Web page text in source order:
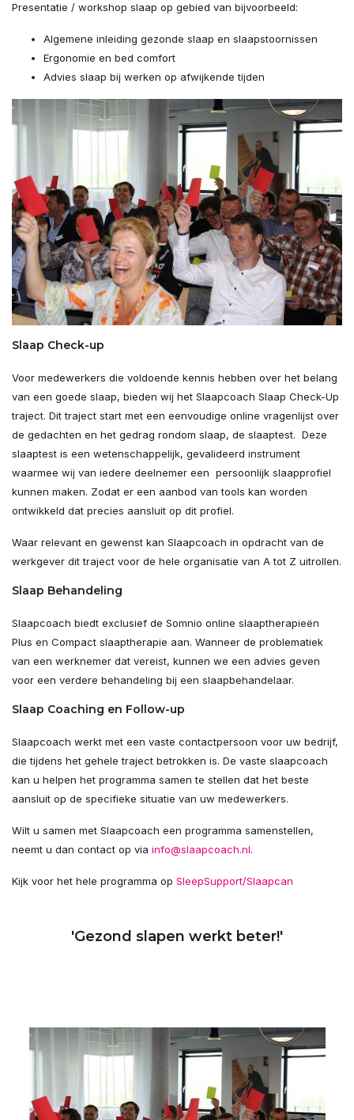
Presentatie / workshop slaap op gebied van bijvoorbeeld:
Algemene inleiding gezonde slaap en slaapstoornissen
Ergonomie en bed comfort
Advies slaap bij werken op afwijkende tijden
Slaap Check-up
Voor medewerkers die voldoende kennis hebben over het belang
van een goede slaap, bieden wij het Slaapcoach Slaap Check-Up
traject. Dit traject start met een eenvoudige online vragenlijst over
de gedachten en het gedrag rondom slaap, de slaaptest. Deze
slaaptest is een wetenschappelijk, gevalideerd instrument
waarmee wij van iedere deelnemer een persoonlijk slaapprofiel
kunnen maken. Zodat er een aanbod van tools kan worden
ontwikkeld dat precies aansluit op dit profiel.
Waar relevant en gewenst kan Slaapcoach in opdracht van de
werkgever dit traject voor de hele organisatie van A tot Z uitrollen.
Slaap Behandeling
Slaapcoach biedt exclusief de Somnio online slaaptherapieën
Plus en Compact slaaptherapie aan. Wanneer de problematiek
van een werknemer dat vereist, kunnen we een advies geven
voor een verdere behandeling bij een slaapbehandelaar.
Slaap Coaching en Follow-up
Slaapcoach werkt met een vaste contactpersoon voor uw bedrijf,
die tijdens het gehele traject betrokken is. De vaste slaapcoach
kan u helpen het programma samen te stellen dat het beste
aansluit op de specifieke situatie van uw medewerkers.
Wilt u samen met Slaapcoach een programma samenstellen,
neemt u dan contact op via info@slaapcoach.nl.
Kijk voor het hele programma op SleepSupport/Slaapcan
'Gezond slapen werkt beter!'